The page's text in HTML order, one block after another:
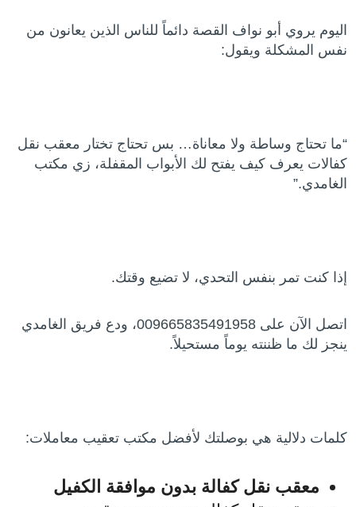
اليوم يروي أبو نواف القصة دائماً للناس الذين يعانون من
نفس المشكلة ويقول:
“ما تحتاج وساطة ولا معاناة… بس تحتاج تختار معقب نقل
كفالات يعرف كيف يفتح لك الأبواب المقفلة، زي مكتب
الغامدي.”
إذا كنت تمر بنفس التحدي، لا تضيع وقتك.
اتصل الآن على 009665835491958، ودع فريق الغامدي
ينجز لك ما ظننته يوماً مستحيلاً.
كلمات دلالية هي بوصلتك لأفضل مكتب تعقيب معاملات:
معقب نقل كفالة بدون موافقة الكفيل